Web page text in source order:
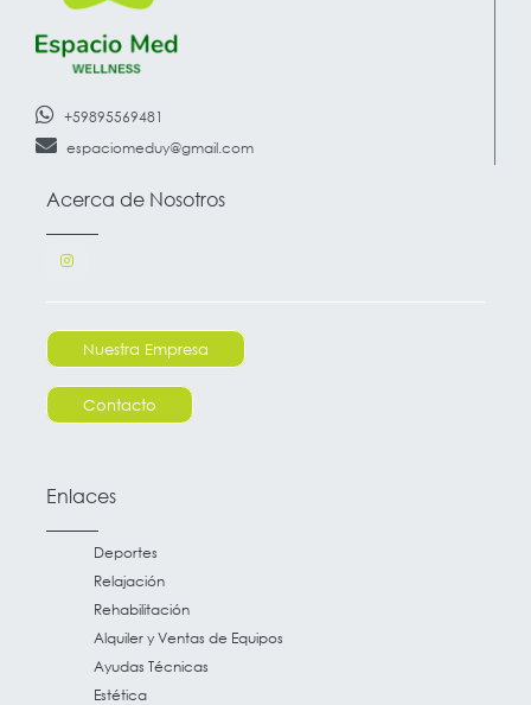
+59895569481
espaciomeduy@gmail.com
Acerca de Nosotros
Nuestra Empresa
Contacto
Enlaces
Deportes
Relajación
Rehabilitación
Alquiler y Ventas de Equipos
Ayudas Técnicas
Estética